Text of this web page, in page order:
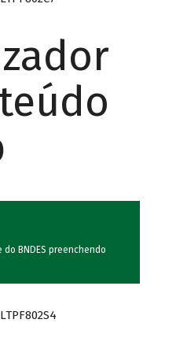
BNDES preenchendo